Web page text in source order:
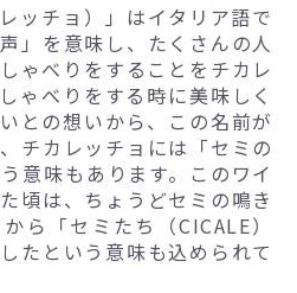
ッチョ）」はイタリア語で
」を意味し、たくさんの人
ゃべりをすることをチカレ
ゃべりをする時に美味しく
との想いから、この名前が
チカレッチョには「セミの
意味もあります。このワイ
頃は、ちょうどセミの鳴き
ら「セミたち（CICALE）
たという意味も込められて